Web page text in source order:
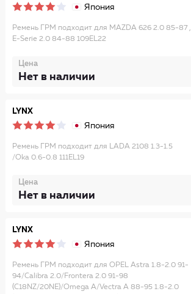
Япония
Ремень ГРМ подходит для MAZDA 626 2.0 85-87 ,
E-Serie 2.0 84-88 109EL22
Цена
Нет в наличии
LYNX
Япония
Ремень ГРМ подходит для LADA 2108 1.3-1.5
/Oka 0.6-0.8 111EL19
Цена
Нет в наличии
LYNX
Япония
Ремень ГРМ подходит для OPEL Astra 1.8-2.0 91-
94/Calibra 2.0/Frontera 2.0 91-98
(C18NZ/20NE)/Omega A/Vectra A 88-95 1.8-2.0